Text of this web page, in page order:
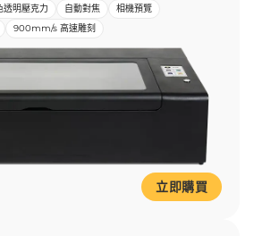
透明壓克力 自動對焦
相機預覽
900mm/s 高速雕刻
立即購買